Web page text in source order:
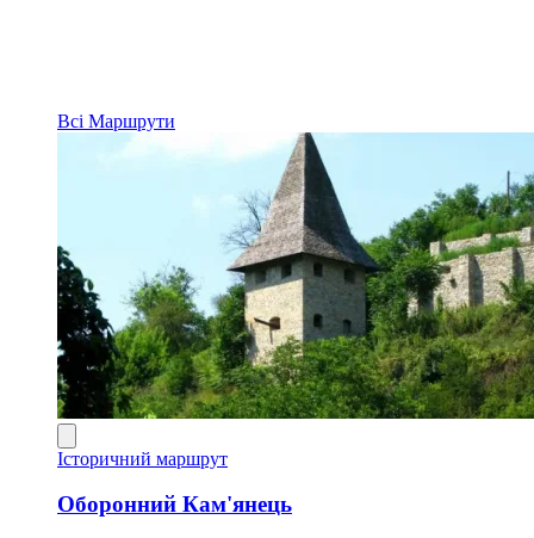
Всі Маршрути
Історичний маршрут
Оборонний Кам'янець